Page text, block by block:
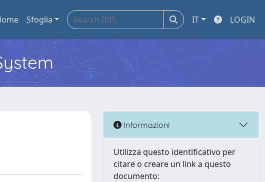
Sfoglia IT LOGIN
Informazioni
Utilizza questo identificativo per
citare o creare un link a questo
documento: